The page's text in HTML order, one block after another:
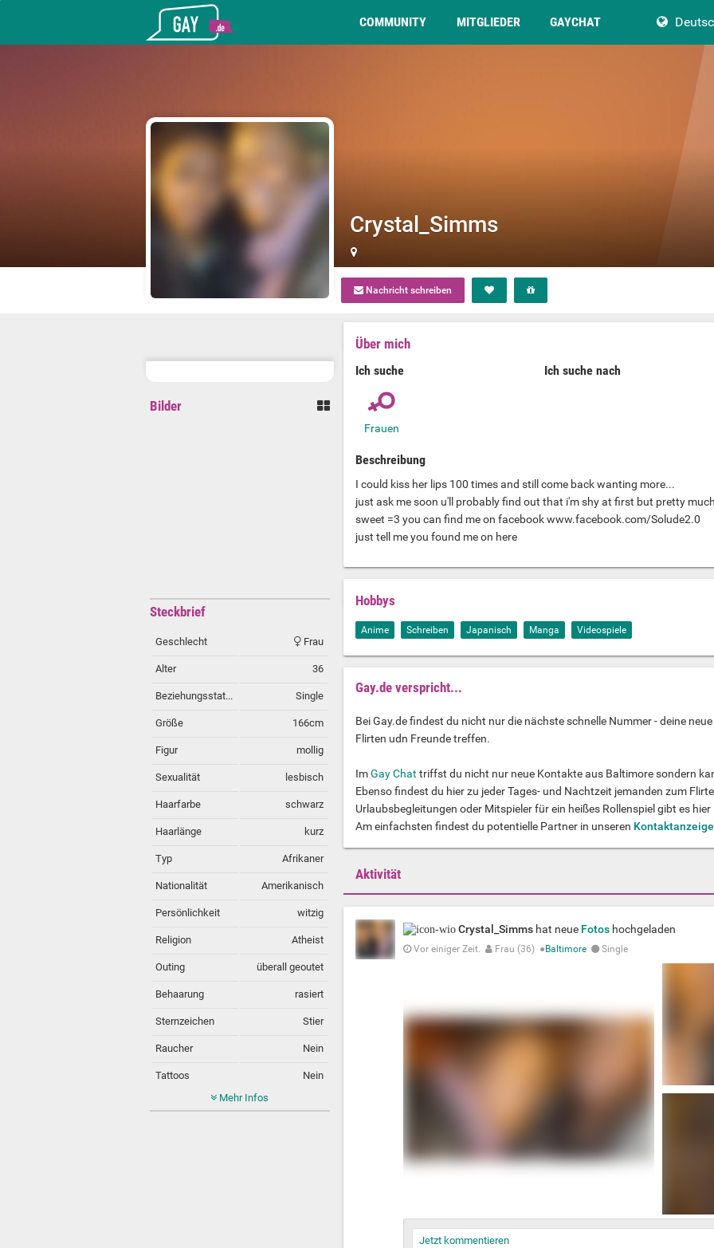
COMMUNITY MITGLIEDER GAYCHAT
Crystal_Simms
Nachricht schreiben
Bilder
Steckbrief
Geschlecht Frau
Alter 36
Beziehungsstatus Single
Größe 166cm
Figur mollig
Sexualität lesbisch
Haarfarbe schwarz
Haarlänge kurz
Typ Afrikaner
Nationalität Amerikanisch
Persönlichkeit witzig
Religion Atheist
Outing überall geoutet
Behaarung rasiert
Sternzeichen Stier
Raucher Nein
Tattoos
Nein
Mehr Infos
Über mich
Ich suche
Frauen
Ich suche nach
Beschreibung
I could kiss her lips 100 times and still come back wanting more...
just ask me soon u'll probably find out that i'm shy at first but pretty
sweet =3 you can find me on facebook www.facebook.com/Solude2.0
just tell me you found me on here
Hobbys
Anime Schreiben Japanisch Manga Videospiele
Gay.de verspricht...
Bei Gay.de findest du nicht nur die nächste schnelle Nummer - deine
Flirten udn Freunde treffen.
ImGay Chat triffst du nicht nur neue Kontakte aus Baltimore sondern
Ebenso findest du hier zu jeder Tages- und Nachtzeit jemanden zum
Urlaubsbegleitungen oder Mitspieler für ein heißes Rollenspiel gibt es hier
Am einfachsten findest du potentielle Partner in unseren
Aktivität
Crystal_Simmshat neue Fotoshochgeladen
Vor einiger Zeit. Frau (36) ● Baltimore Single
Jetzt kommentieren